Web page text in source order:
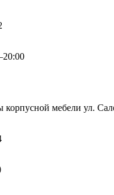
мебели ул.